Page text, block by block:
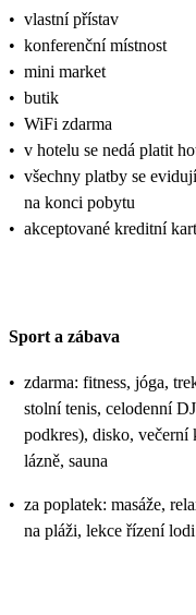
• vlastní přístav
• konferenční místnost
• mini market
• butik
• WiFi zdarma
• v hotelu se nedá platit
• všechny platby se
na konci pobytu
• akceptované kreditní
Sport a zábava
• zdarma: fitness, jóga,
stolní tenis, celodenní
podkres), disko,
lázně, sauna
• za poplatek: masáže,
na pláži, lekce řízení